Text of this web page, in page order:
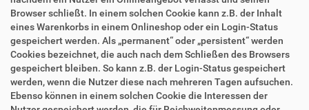
Browser schließt. In einem solchen Cookie kann z.B. der Inhalt
eines Warenkorbs in einem Onlineshop oder ein Login-Status
gespeichert werden. Als „permanent“ oder „persistent“ werden
Cookies bezeichnet, die auch nach dem Schließen des Browsers
gespeichert bleiben. So kann z.B. der Login-Status gespeichert
werden, wenn die Nutzer diese nach mehreren Tagen aufsuchen.
Ebenso können in einem solchen Cookie die Interessen der